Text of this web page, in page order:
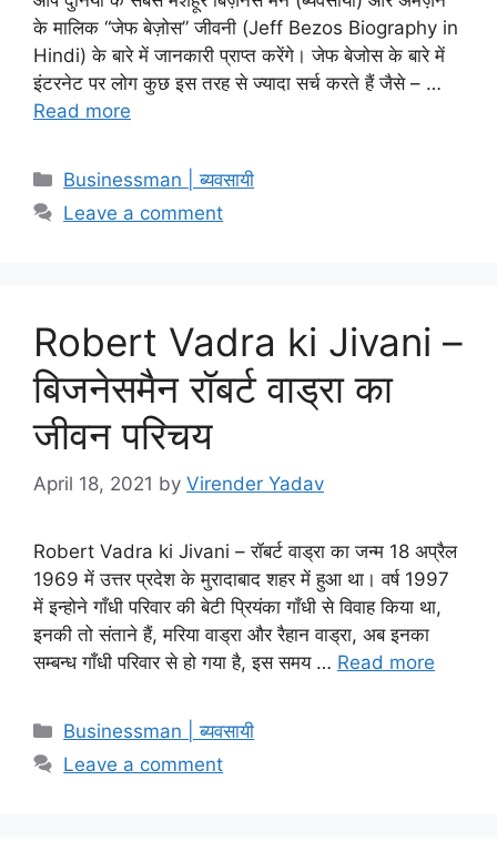
के मालिक “जेफ बेज़ोस” जीवनी (Jeff Bezos Biography in
Hindi) के बारे में जानकारी प्राप्त करेंगे। जेफ बेजोस के बारे में
इंटरनेट पर लोग कुछ इस तरह से ज्यादा सर्च करते हैं जैसे – …
Read more
Categories
Businessman | ब्यवसायी
Leave a comment
Robert Vadra ki Jivani –
बिजनेसमैन रॉबर्ट वाड्रा का
जीवन परिचय
April 18, 2021 by Virender Yadav
Robert Vadra ki Jivani – रॉबर्ट वाड्रा का जन्म 18 अप्रैल
1969 में उत्तर प्रदेश के मुरादाबाद शहर में हुआ था। वर्ष 1997
में इन्होने गाँधी परिवार की बेटी प्रियंका गाँधी से विवाह किया था,
इनकी तो संताने हैं, मरिया वाड्रा और रैहान वाड्रा, अब इनका
सम्बन्ध गाँधी परिवार से हो गया है, इस समय … Read more
Categories
Businessman | ब्यवसायी
Leave a comment